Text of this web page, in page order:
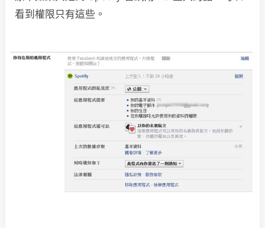
看到權限只有這些。